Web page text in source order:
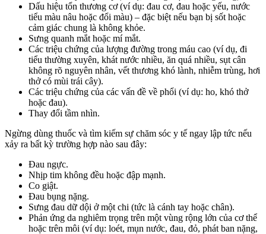
Dấu hiệu tổn thương cơ (ví dụ: đau cơ, đau hoặc yếu, nước
tiểu màu nâu hoặc đổi màu) – đặc biệt nếu bạn bị sốt hoặc
cảm giác chung là không khỏe.
Sưng quanh mắt hoặc mí mắt.
Các triệu chứng của lượng đường trong máu cao (ví dụ, đi
tiểu thường xuyên, khát nước nhiều, ăn quá nhiều, sụt cân
không rõ nguyên nhân, vết thương khó lành, nhiễm trùng, hơi
thở có mùi trái cây).
Các triệu chứng của các vấn đề về phổi (ví dụ: ho, khó thở
hoặc đau).
Thay đổi tầm nhìn.
Ngừng dùng thuốc và tìm kiếm sự chăm sóc y tế ngay lập tức nếu
xảy ra bất kỳ trường hợp nào sau đây:
Đau ngực.
Nhịp tim không đều hoặc đập mạnh.
Co giật.
Đau bụng nặng.
Sưng đau dữ dội ở một chi (tức là cánh tay hoặc chân).
Phản ứng da nghiêm trọng trên một vùng rộng lớn của cơ thể
hoặc trên môi (ví dụ: loét, mụn nước, đau, đỏ, phát ban nặng,